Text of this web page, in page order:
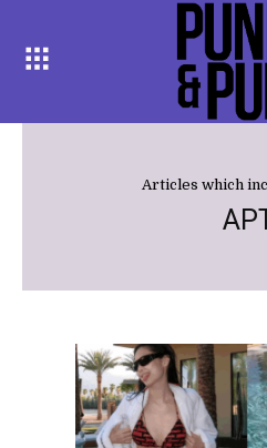
Articles which